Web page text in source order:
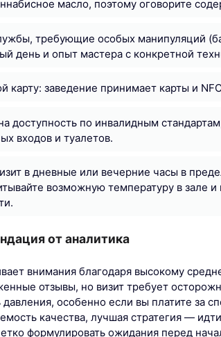
масло, поэтому оговорите
требующие особых манипуляций
день и опыт мастера с конкретной
карту: заведение принимает карты и
доступность по инвалидным
входов и туалетов.
в дневные или вечерние часы в
возможную температуру в зале
от аналитика
внимания благодаря высокому
отзывы, но визит требует
давления, особенно если вы платите за
качества, лучшая стратегия —
формулировать ожидания перед